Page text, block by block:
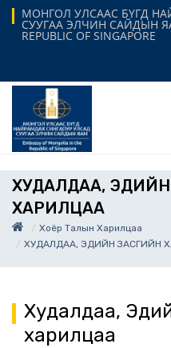
МОНГОЛ УЛСААС БҮГД
СУУГАА ЭЛЧИН САЙДЫН
REPUBLIC OF SINGAPORE
ХУДАЛДАА,
ХАРИЛЦАА
Хоёр Талын Харилцаа
ХУДАЛДАА, ЭДИЙН ЗАСГИЙН
Худалдаа,
харилцаа